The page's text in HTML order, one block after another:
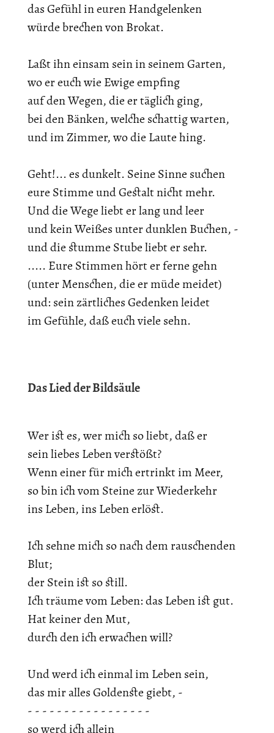
das Gefühl in euren Handgelenken
würde brechen von Brokat.
Laßt ihn einsam sein in seinem Garten,
wo er euch wie Ewige empfing
auf den Wegen, die er täglich ging,
bei den Bänken, welche schattig warten,
und im Zimmer, wo die Laute hing.
Geht!... es dunkelt. Seine Sinne suchen
eure Stimme und Gestalt nicht mehr.
Und die Wege liebt er lang und leer
und kein Weißes unter dunklen Buchen, -
und die stumme Stube liebt er sehr.
..... Eure Stimmen hört er ferne gehn
(unter Menschen, die er müde meidet)
und: sein zärtliches Gedenken leidet
im Gefühle, daß euch viele sehn.
Das Lied der Bildsäule
Wer ist es, wer mich so liebt, daß er
sein liebes Leben verstößt?
Wenn einer für mich ertrinkt im Meer,
so bin ich vom Steine zur Wiederkehr
ins Leben, ins Leben erlöst.
Ich sehne mich so nach dem rauschenden
Blut;
der Stein ist so still.
Ich träume vom Leben: das Leben ist gut.
Hat keiner den Mut,
durch den ich erwachen will?
Und werd ich einmal im Leben sein,
das mir alles Goldenste giebt, -
- - - - - - - - - - - - - - - - -
so werd ich allein